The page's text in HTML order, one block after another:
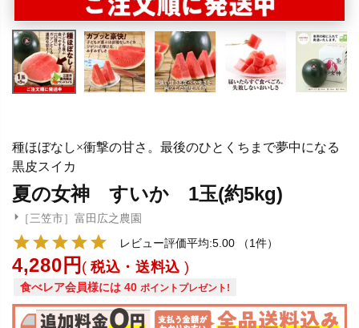
種ほぼなし×衝撃の甘さ。最後のひとくちまで夢中になる
黒皮スイカ
夏の女神 すいか 1玉(約5kg)
［三笠市］富田広之農園
レビュー評価平均:5.00
（1件）
4,280 税込・送料込
食べレア会員様には 40 ポイントプレゼント!